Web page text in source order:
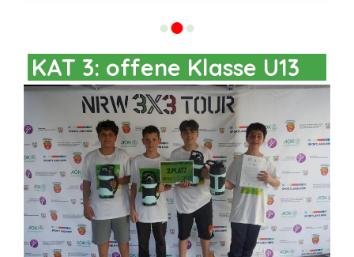
KAT 3: offene Klasse U13